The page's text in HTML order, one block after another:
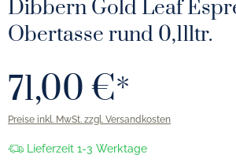
Dibbern Gold Leaf
Obertasse rund 0,11ltr.
71,00 €*
Preise inkl. MwSt. zzgl. Versandkosten
Lieferzeit 1-3 Werktage